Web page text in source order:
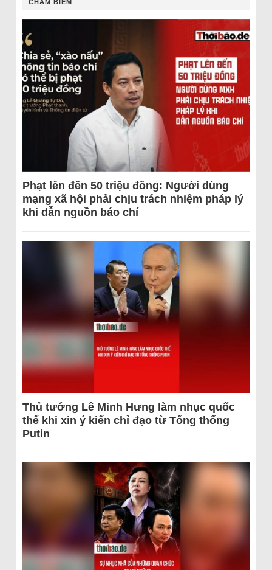
CHÂM BIẾM
Phạt lên đến 50 triệu đồng: Người dùng
mạng xã hội phải chịu trách nhiệm pháp lý
khi dẫn nguồn báo chí
Thủ tướng Lê Minh Hưng làm nhục quốc
thể khi xin ý kiến chỉ đạo từ Tổng thống
Putin